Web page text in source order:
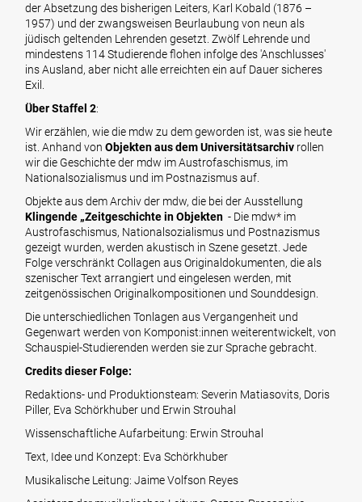
der Absetzung des bisherigen Leiters, Karl Kobald (1876 –
1957) und der zwangsweisen Beurlaubung von neun als
jüdisch geltenden Lehrenden gesetzt. Zwölf Lehrende und
mindestens 114 Studierende flohen infolge des 'Anschlusses'
ins Ausland, aber nicht alle erreichten ein auf Dauer sicheres
Exil.
Über Staffel 2:
Wir erzählen, wie die mdw zu dem geworden ist, was sie heute
ist. Anhand vonObjekten aus dem Universitätsarchiv rollen
wir die Geschichte der mdw im Austrofaschismus, im
Nationalsozialismus und im Postnazismus auf.
Objekte aus dem Archiv der mdw, die bei der Ausstellung
Klingende „Zeitgeschichte in Objekten - Die mdw* im
Austrofaschismus, Nationalsozialismus und Postnazismus
gezeigt wurden, werden akustisch in Szene gesetzt. Jede
Folge verschränkt Collagen aus Originaldokumenten, die als
szenischer Text arrangiert und eingelesen werden, mit
zeitgenössischen Originalkompositionen und Sounddesign.
Die unterschiedlichen Tonlagen aus Vergangenheit und
Gegenwart werden von Komponist:innen weiterentwickelt, von
Schauspiel-Studierenden werden sie zur Sprache gebracht.
Credits dieser Folge:
Redaktions- und Produktionsteam: Severin Matiasovits, Doris
Piller, Eva Schörkhuber und Erwin Strouhal
Wissenschaftliche Aufarbeitung: Erwin Strouhal
Text, Idee und Konzept: Eva Schörkhuber
Musikalische Leitung: Jaime Volfson Reyes